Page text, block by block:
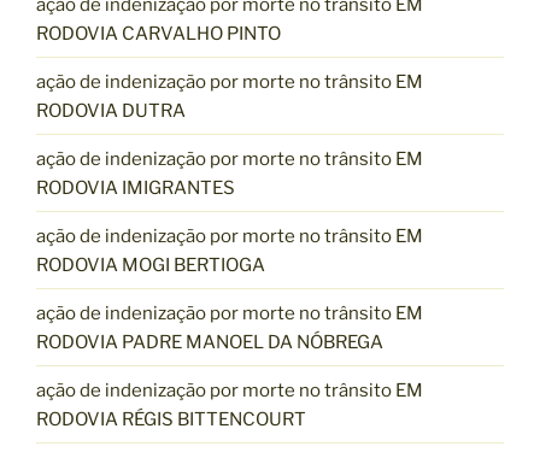
RODOVIA CARVALHO PINTO
ação de indenização por morte no trânsito EM
RODOVIA DUTRA
ação de indenização por morte no trânsito EM
RODOVIA IMIGRANTES
ação de indenização por morte no trânsito EM
RODOVIA MOGI BERTIOGA
ação de indenização por morte no trânsito EM
RODOVIA PADRE MANOEL DA NÓBREGA
ação de indenização por morte no trânsito EM
RODOVIA RÉGIS BITTENCOURT